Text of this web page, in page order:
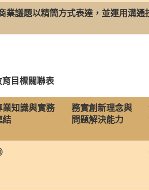
業議題以精簡方式表達，並運用溝
目標關聯表
業知識與實務
結
務實創新理念與
問題解決能力